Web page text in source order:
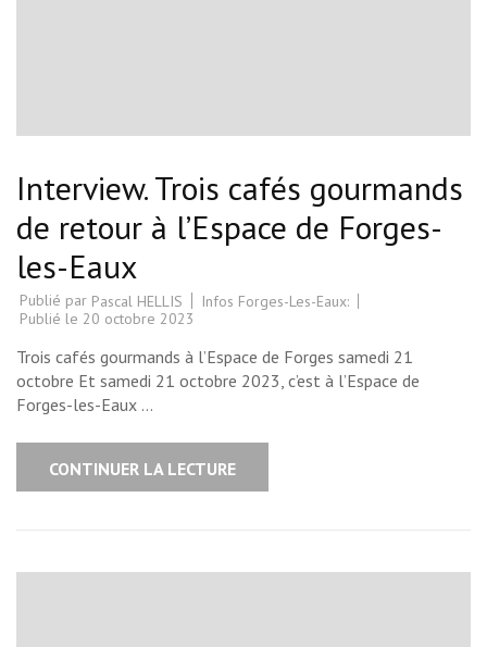
Interview. Trois cafés gourmands
de retour à l’Espace de Forges-
les-Eaux
Publié par Pascal HELLIS
Infos Forges-Les-Eaux:
Publié le 20 octobre 2023
Trois cafés gourmands à l’Espace de Forges samedi 21
octobre Et samedi 21 octobre 2023, c’est à l’Espace de
Forges-les-Eaux …
CONTINUER LA LECTURE